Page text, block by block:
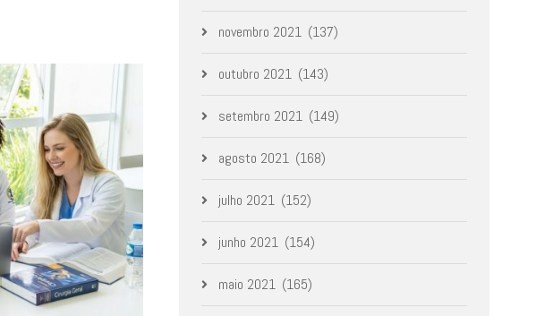
novembro 2021 (137)
outubro 2021 (143)
setembro 2021 (149)
agosto 2021 (168)
julho 2021 (152)
junho 2021 (154)
maio 2021 (165)